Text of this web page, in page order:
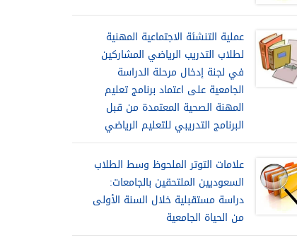
عملية التنشئة الاجتماعية المهنية
لطلاب التدريب الرياضي المشاركين
في لجنة إدخال مرحلة الدراسة
الجامعية على اعتماد برنامج تعليم
المهنة الصحية المعتمدة من قبل
البرنامج التدريبي للتعليم الرياضي
علامات التوتر الملحوظ وسط الطلاب
السعوديين الملتحقين بالجامعات:
دراسة مستقبلية خلال السنة الأولى
من الحياة الجامعية